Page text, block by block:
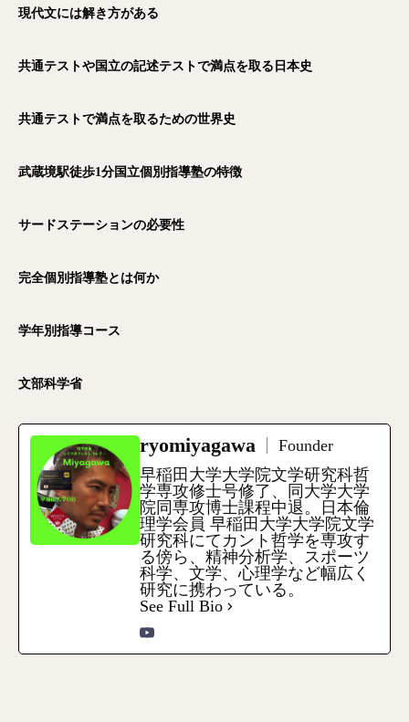
現代文には解き方がある
共通テストや国立の記述テストで満点を取る日本史
共通テストで満点を取るための世界史
武蔵境駅徒歩1分国立個別指導塾の特徴
サードステーションの必要性
完全個別指導塾とは何か
学年別指導コース
文部科学省
ryomiyagawa
Founder
早稲田大学大学院文学研究科哲
学専攻修士号修了、同大学大学
院同専攻博士課程中退。日本倫
理学会員 早稲田大学大学院文学
研究科にてカント哲学を専攻す
る傍ら、精神分析学、スポーツ
科学、文学、心理学など幅広く
研究に携わっている。
See Full Bio